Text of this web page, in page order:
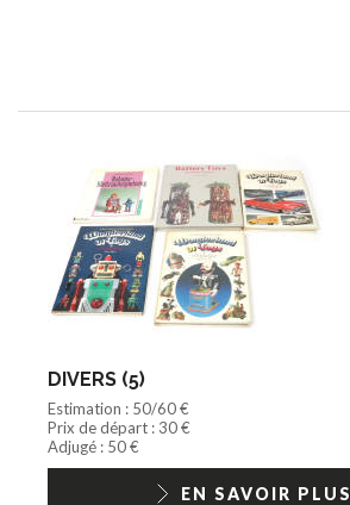
DIVERS (5)
Estimation : 50/60 €
Prix de départ : 30 €
Adjugé : 50 €
EN SAVOIR PLUS